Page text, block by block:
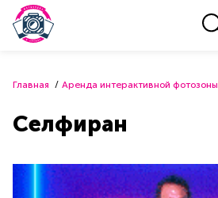
Главная Аренда интерактивной фотозоны
Селфиран